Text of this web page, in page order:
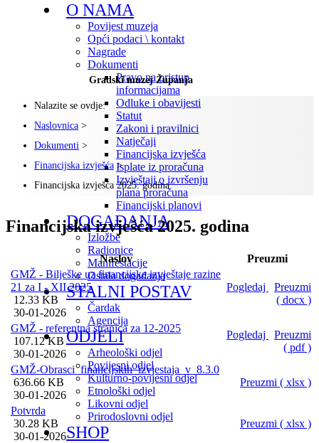
O NAMA
Povijest muzeja
Opći podaci \ kontakt
Nagrade
Dokumenti
Pravo na pristup
informacijama
Odluke i obavijesti
Statut
Zakoni i pravilnici
Natječaji
Financijska izvješća
Isplate iz proračuna
Izvještaji o izvršenju
plana proračuna
Financijski planovi
DOGAĐANJA
Izložbe
Radionice
Manifestacije
Ostala događanja
STALNI POSTAV
Čardak
Agencija
ODJELI
Arheološki odjel
Povijesni odjel
Kulturno-povijesni odjel
Etnološki odjel
Likovni odjel
Prirodoslovni odjel
SHOP
Gradski muzej Županja
Nalazite se ovdje:
Naslovnica >
Dokumenti >
Financijska izvješća >
Financijska izvješća 2025. godina
Financijska izvješća 2025. godina
Naslov
Preuzmi
GMŽ - Bilješke uz financijske izvještaje razine
21 za I - XII 2025
12.33 KB
30-01-2026
Pogledaj
Preuzmi
( docx )
GMŽ - referentna stranica za 12-2025
107.12 KB
30-01-2026
Pogledaj
Preuzmi
( pdf )
GMŽ-Obrasci_financijskih_izvjestaja_v_8.3.0
636.66 KB
30-01-2026
Preuzmi ( xlsx )
Potvrda
30.28 KB
30-01-2026
Preuzmi ( xlsx )